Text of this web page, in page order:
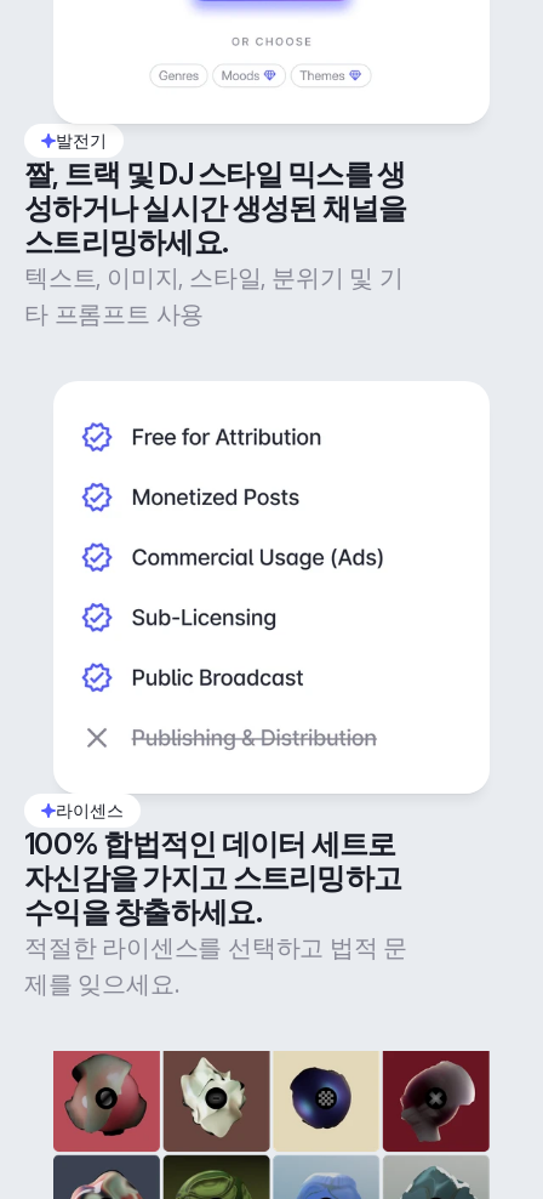
발전기
짤, 트랙 및 DJ 스타일 믹스를 생
성하거나 실시간 생성된 채널을
스트리밍하세요.
텍스트, 이미지, 스타일, 분위기 및 기
타 프롬프트 사용
라이센스
100% 합법적인 데이터 세트로
자신감을 가지고 스트리밍하고
수익을 창출하세요.
적절한 라이센스를 선택하고 법적 문
제를 잊으세요.